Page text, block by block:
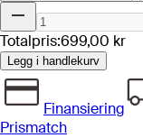
Totalpris:699,00 kr
Legg i handlekurv
Finansiering
Prismatch